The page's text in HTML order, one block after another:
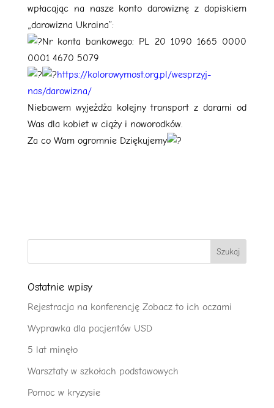
wpłacając na nasze konto darowiznę z dopiskiem
„darowizna Ukraina”:
Nr konta bankowego: PL 20 1090 1665 0000
0001 4670 5079
https://kolorowymost.org.pl/wesprzyj-
nas/darowizna/
Niebawem wyjeżdża kolejny transport z darami od
Was dla kobiet w ciąży i noworodków.
Za co Wam ogromnie Dziękujemy
Ostatnie wpisy
Rejestracja na konferencję Zobacz to ich oczami
Wyprawka dla pacjentów USD
5 lat minęło
Warsztaty w szkołach podstawowych
Pomoc w kryzysie